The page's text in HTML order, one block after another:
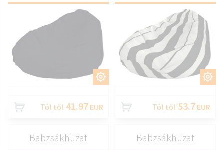
TESTRESZAB
Tól től 41.97 EUR
TESTRESZAB
Tól től 53.7 EUR
Babzsákhuzat Babzsákhuzat